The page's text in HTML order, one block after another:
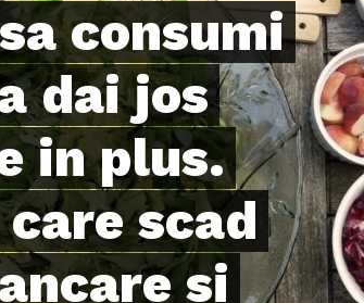
consumi
dai jos
in plus.
scad
si